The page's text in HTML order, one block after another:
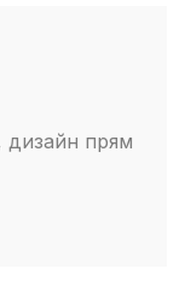
дизайн прям